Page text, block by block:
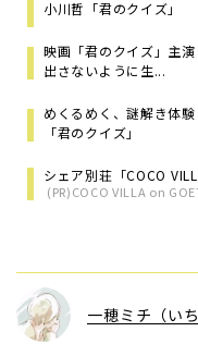
小川哲「君のクイズ」
映画「君のクイズ」主
出さないように生...
めくるめく、謎解き体
「君のクイズ」
シェア別荘「COCO
(PR)COCO VILLA on
一穂ミチ（い